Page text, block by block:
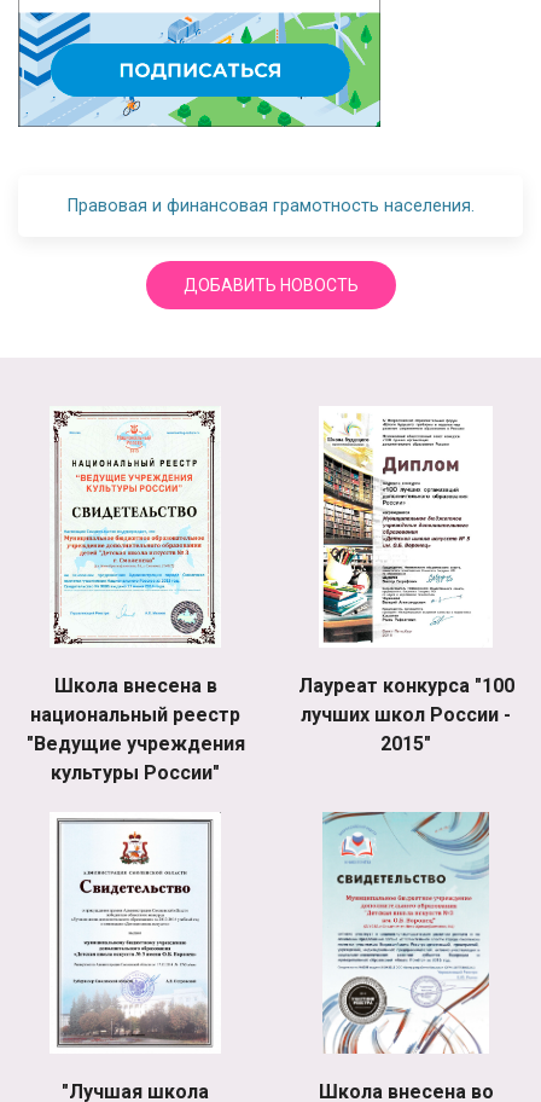
Правовая и финансовая грамотность населения.
ДОБАВИТЬ НОВОСТЬ
Школа внесена в
национальный реестр
"Ведущие учреждения
культуры России"
Лауреат конкурса "100
лучших школ России -
2015"
"Лучшая школа
Школа внесена во